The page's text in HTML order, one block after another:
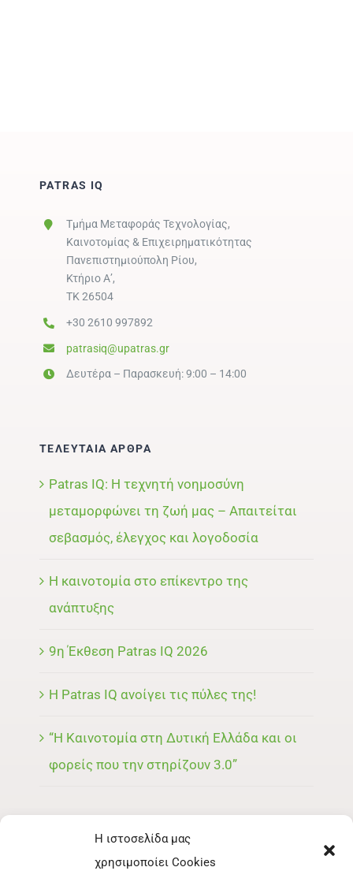
Η ιστοσελίδα μας
χρησιμοποίει Cookies
PATRAS IQ
Τμήμα Μεταφοράς Τεχνολογίας,
Καινοτομίας & Επιχειρηματικότητας
Πανεπιστημιούπολη Ρίου,
Κτήριο Α’,
ΤΚ 26504
+30 2610 997892
patrasiq@upatras.gr
Δευτέρα – Παρασκευή: 9:00 – 14:00
ΤΕΛΕΥΤΑΙΑ ΑΡΘΡΑ
Patras IQ: Η τεχνητή νοημοσύνη
μεταμορφώνει τη ζωή μας – Απαιτείται
σεβασμός, έλεγχος και λογοδοσία
Η καινοτομία στο επίκεντρο της
ανάπτυξης
9η Έκθεση Patras IQ 2026
Η Patras IQ ανοίγει τις πύλες της!
“Η Καινοτομία στη Δυτική Ελλάδα και οι
φορείς που την στηρίζουν 3.0”